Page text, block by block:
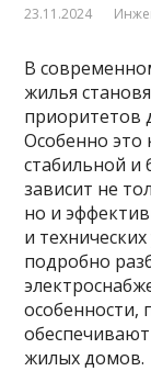
23.11.2024
В
жилья
приоритетов
Особенно это
стабильной и
зависит не
но и
и
подробно
особенности,
жилых домов.